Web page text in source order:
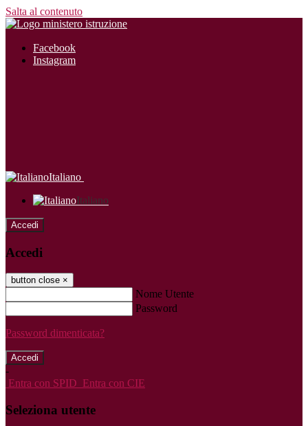
Salta al contenuto
Facebook
Instagram
Italiano
Italiano
Accedi
Accedi
button close ×
Nome Utente
Password
Password dimenticata?
-
Entra con SPID Entra con CIE
Seleziona utente